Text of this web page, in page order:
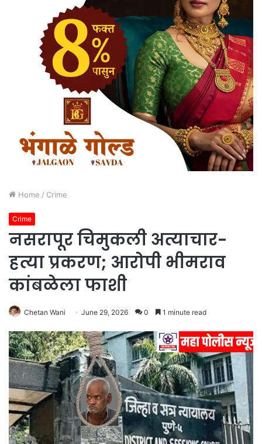
Home / Crime
Crime
नसरापूर चिमुकली अत्याचार-
हत्या प्रकरण; आरोपी भीमराव
कांबळेला फाशी
Chetan Wani June 29, 2026 0 1 minute read